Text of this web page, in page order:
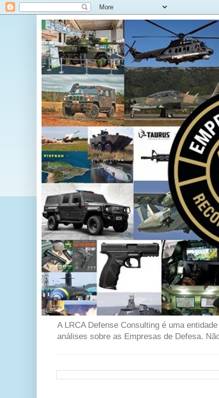
A LRCA Defense Consulting é uma
análises sobre as Empresas de Defesa.